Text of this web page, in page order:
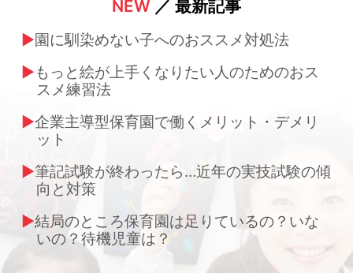
NEW ／ 最新記事
園に馴染めない子へのおススメ対処法
もっと絵が上手くなりたい人のためのおス
スメ練習法
企業主導型保育園で働くメリット・デメリ
ット
筆記試験が終わったら…近年の実技試験の傾
向と対策
結局のところ保育園は足りているの？いな
いの？待機児童は？